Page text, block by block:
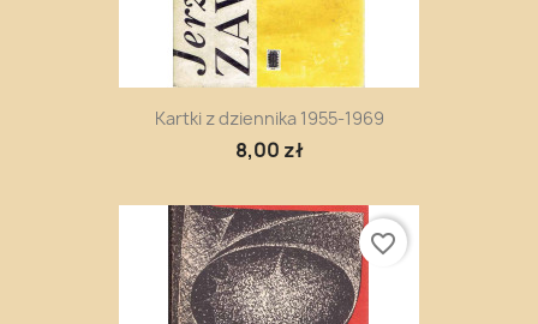
Kartki z dziennika 1955-1969
8,00 zł
favorite_border